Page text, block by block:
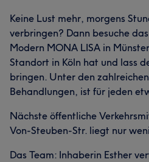
Keine Lust mehr, morgens
verbringen? Dann besuche
Modern MONA LISA in
Standort in Köln hat und lass
bringen. Unter den
Behandlungen, ist für jeden
Nächste öffentliche
Von-Steuben-Str. liegt nur
Das Team: Inhaberin Esther